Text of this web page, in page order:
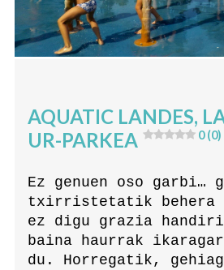
AQUATIC LANDES,
UR-PARKEA
0 (0)
Ez genuen oso garbi…
txirristetatik behera
ez digu grazia
baina haurrak
du. Horregatik,